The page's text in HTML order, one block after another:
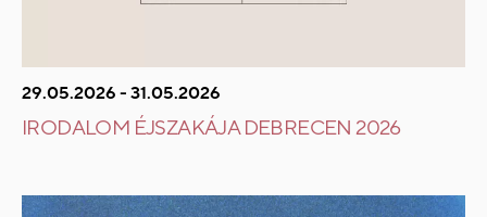
29.05.2026 - 31.05.2026
IRODALOM ÉJSZAKÁJA DEBRECEN 2026